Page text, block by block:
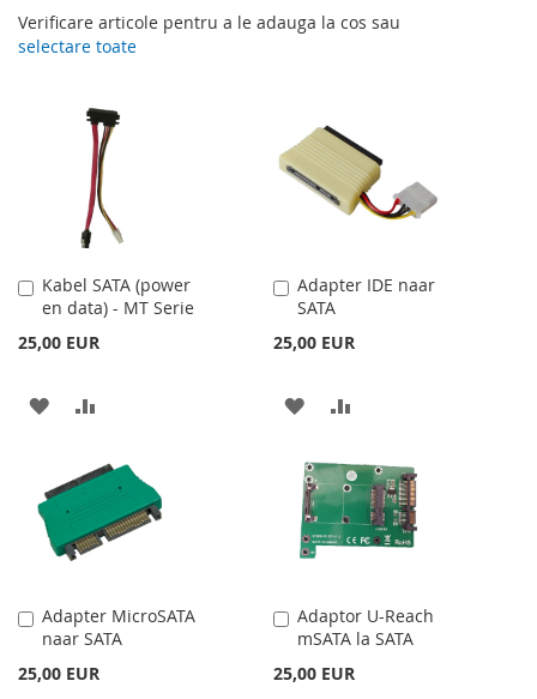
Verificare articole pentru a le adauga la cos sau
selectare toate
Kabel SATA (power
en data) - MT Serie
25,00 EUR
Adauga
în
cos
ADAUGATI
LISTA
DE
COMPARARE
Adapter IDE naar
SATA
25,00 EUR
Adauga
în
cos
ADAUGATI
LISTA
DE
COMPARARE
Adapter MicroSATA
naar SATA
25,00 EUR
Adauga
în
cos
Adaptor U-Reach
mSATA la SATA
25,00 EUR
Adauga
în
cos